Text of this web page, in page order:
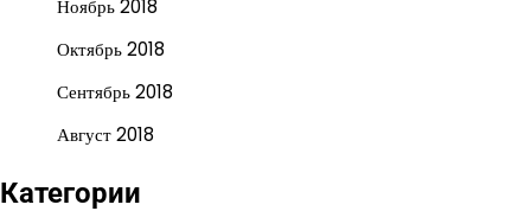
Ноябрь 2018
Октябрь 2018
Сентябрь 2018
Август 2018
Категории